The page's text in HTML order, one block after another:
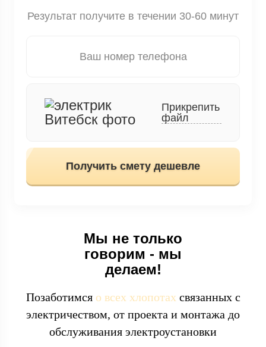
Результат получите в течении 30-60 минут
Прикрепить
файл
Получить смету дешевле
Мы не только
говорим - мы
делаем!
Позаботимся о всех хлопотах связанных с
электричеством, от проекта и монтажа до
обслуживания электроустановки